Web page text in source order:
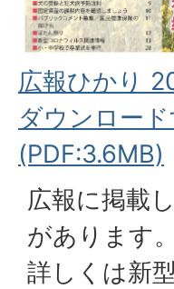
広報ひかり
ダウンロード
(PDF:3.6MB)
広報に掲載
があります。
詳しくは新